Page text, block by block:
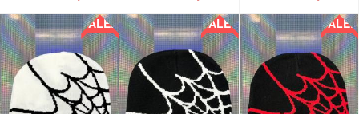
SALE!! SALE!! SALE!!